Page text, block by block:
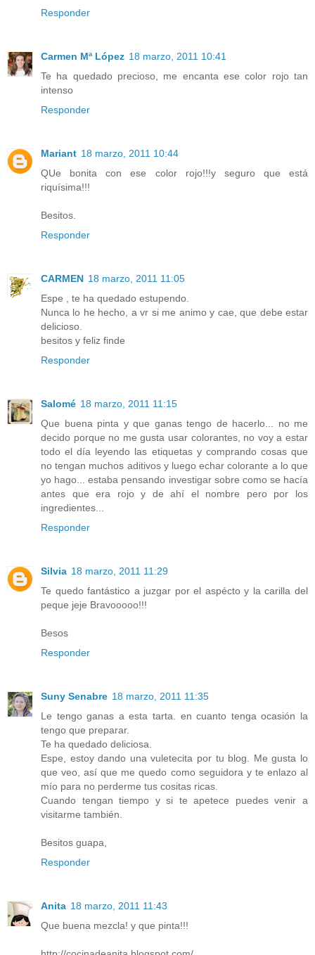
Responder
Carmen Mª López 18 marzo, 2011 10:41
Te ha quedado precioso, me encanta ese color rojo tan
intenso
Responder
Mariant 18 marzo, 2011 10:44
QUe bonita con ese color rojo!!!y seguro que está
riquísima!!!
Besitos.
Responder
CARMEN 18 marzo, 2011 11:05
Espe , te ha quedado estupendo.
Nunca lo he hecho, a vr si me animo y cae, que debe estar
delicioso.
besitos y feliz finde
Responder
Salomé 18 marzo, 2011 11:15
Que buena pinta y que ganas tengo de hacerlo... no me
decido porque no me gusta usar colorantes, no voy a estar
todo el día leyendo las etiquetas y comprando cosas que
no tengan muchos aditivos y luego echar colorante a lo que
yo hago... estaba pensando investigar sobre como se hacía
antes que era rojo y de ahí el nombre pero por los
ingredientes...
Responder
Silvia 18 marzo, 2011 11:29
Te quedo fantástico a juzgar por el aspécto y la carilla del
peque jeje Bravooooo!!!
Besos
Responder
Suny Senabre 18 marzo, 2011 11:35
Le tengo ganas a esta tarta. en cuanto tenga ocasión la
tengo que preparar.
Te ha quedado deliciosa.
Espe, estoy dando una vuletecita por tu blog. Me gusta lo
que veo, así que me quedo como seguidora y te enlazo al
mío para no perderme tus cositas ricas.
Cuando tengan tiempo y si te apetece puedes venir a
visitarme también.
Besitos guapa,
Responder
Anita 18 marzo, 2011 11:43
Que buena mezcla! y que pinta!!!